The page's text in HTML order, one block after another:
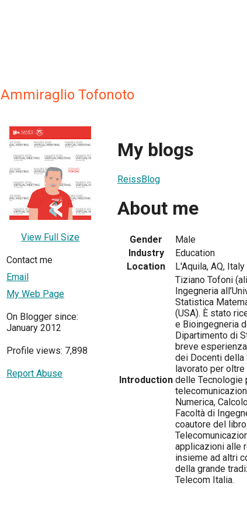
Ammiraglio Tofonoto
View Full Size
Contact me
Email
My Web Page
On Blogger since:
January 2012
Profile views: 7,898
Report Abuse
My blogs
ReissBlog
About me
Gender
Male
Industry
Education
Location
L'Aquila, AQ, Italy
Introduction
Tiziano Tofoni
Ingegneria
Statistica
(USA). È stato
e Bioingegneria
Dipartimento di
breve
dei Docenti della
lavorato per oltre
delle Tecnologie
Numerica,
Facoltà di
coautore del
applicazioni alle
insieme ad altri
della grande
Telecom Italia.